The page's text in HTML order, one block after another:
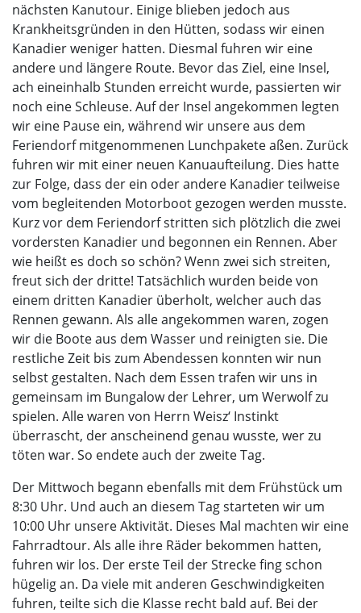
nächsten Kanutour. Einige blieben jedoch aus
Krankheitsgründen in den Hütten, sodass wir einen
Kanadier weniger hatten. Diesmal fuhren wir eine
andere und längere Route. Bevor das Ziel, eine Insel,
ach eineinhalb Stunden erreicht wurde, passierten wir
noch eine Schleuse. Auf der Insel angekommen legten
wir eine Pause ein, während wir unsere aus dem
Feriendorf mitgenommenen Lunchpakete aßen. Zurück
fuhren wir mit einer neuen Kanuaufteilung. Dies hatte
zur Folge, dass der ein oder andere Kanadier teilweise
vom begleitenden Motorboot gezogen werden musste.
Kurz vor dem Feriendorf stritten sich plötzlich die zwei
vordersten Kanadier und begonnen ein Rennen. Aber
wie heißt es doch so schön? Wenn zwei sich streiten,
freut sich der dritte! Tatsächlich wurden beide von
einem dritten Kanadier überholt, welcher auch das
Rennen gewann. Als alle angekommen waren, zogen
wir die Boote aus dem Wasser und reinigten sie. Die
restliche Zeit bis zum Abendessen konnten wir nun
selbst gestalten. Nach dem Essen trafen wir uns in
gemeinsam im Bungalow der Lehrer, um Werwolf zu
spielen. Alle waren von Herrn Weisz‘ Instinkt
überrascht, der anscheinend genau wusste, wer zu
töten war. So endete auch der zweite Tag.
Der Mittwoch begann ebenfalls mit dem Frühstück um
8:30 Uhr. Und auch an diesem Tag starteten wir um
10:00 Uhr unsere Aktivität. Dieses Mal machten wir eine
Fahrradtour. Als alle ihre Räder bekommen hatten,
fuhren wir los. Der erste Teil der Strecke fing schon
hügelig an. Da viele mit anderen Geschwindigkeiten
fuhren, teilte sich die Klasse recht bald auf. Bei der